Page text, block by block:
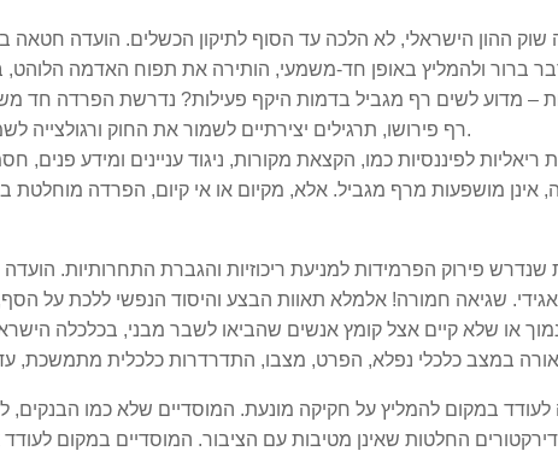
ההון הישראלי, לא הלכה עד הסוף לתיקון הכשלים. הועדה חטאה
ברור ולהמליץ באופן חד-משמעי, הותירה את תפוח האדמה הלוהט,
– מדוע לשים רף מגביל בדמות היקף פעילות? נדרשת הפרדה חד
רף פירושו, תרגילים יצירתיים לשמור את החוק ורגולצייה לשמור על המתרגלים.
לפיננסיות כמו, הקצאת מקורות, ניגוד עניינים ומידע פנים,
אינן מושפעות מרף מגביל. אלא, מקיום או אי קיום, הפרדה מוחלטת
פירוק הפרמידות למניעת ריכוזיות והגברת התחרותיות.
שגיאה חמורה! אלמלא תאוות הבצע והיסוד הנפשי ללכת על
או שלא קיים אצל קומץ אנשים שהביאו לשבר מבני, בכלכלה
במקום להמליץ על חקיקה מונעת. המוסדיים שלא כמו הבנקים,
החלטות שאינן מטיבות עם הציבור. המוסדיים במקום